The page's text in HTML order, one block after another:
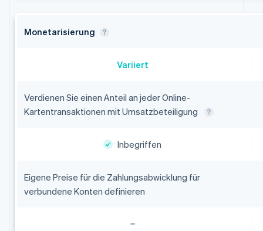
Monetarisierung
Variiert
Verdienen Sie einen Anteil an jeder Online-
Kartentransaktionen mit Umsatzbeteiligung
Inbegriffen
Eigene Preise für die Zahlungsabwicklung für
verbundene Konten definieren